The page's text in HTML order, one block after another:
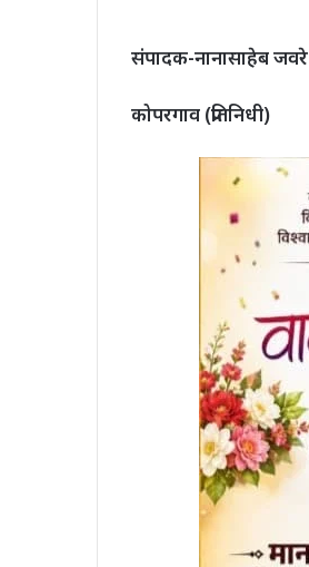
संपादक-नानासाहेब जवरे
कोपरगाव (प्रतिनिधी)